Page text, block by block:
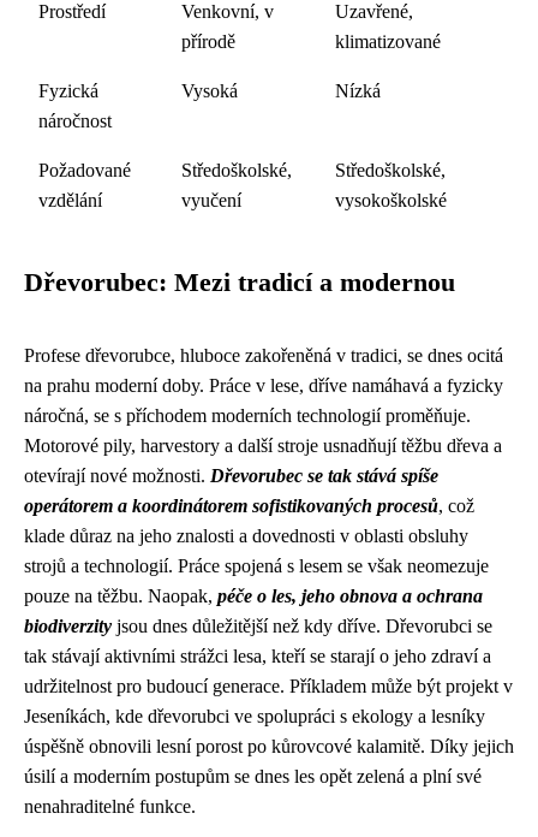
Prostředí
Venkovní, v
přírodě
Uzavřené,
klimatizované
Fyzická
náročnost
Vysoká Nízká
Požadované
vzdělání
Středoškolské,
vyučení
Středoškolské,
vysokoškolské
Dřevorubec: Mezi tradicí a modernou
Profese dřevorubce, hluboce zakořeněná v tradici, se dnes ocitá
na prahu moderní doby. Práce v lese, dříve namáhavá a fyzicky
náročná, se s příchodem moderních technologií proměňuje.
Motorové pily, harvestory a další stroje usnadňují těžbu dřeva a
otevírají nové možnosti. Dřevorubec se tak stává spíše
operátorem a koordinátorem sofistikovaných procesů, což
klade důraz na jeho znalosti a dovednosti v oblasti obsluhy
strojů a technologií. Práce spojená s lesem se však neomezuje
pouze na těžbu. Naopak, péče o les, jeho obnova a ochrana
biodiverzity jsou dnes důležitější než kdy dříve. Dřevorubci se
tak stávají aktivními strážci lesa, kteří se starají o jeho zdraví a
udržitelnost pro budoucí generace. Příkladem může být projekt v
Jeseníkách, kde dřevorubci ve spolupráci s ekology a lesníky
úspěšně obnovili lesní porost po kůrovcové kalamitě. Díky jejich
úsilí a moderním postupům se dnes les opět zelená a plní své
nenahraditelné funkce.